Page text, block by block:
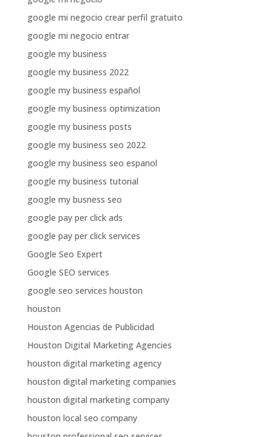
google mi negocio crear perfil gratuito
google mi negocio entrar
google my business
google my business 2022
google my business español
google my business optimization
google my business posts
google my business seo 2022
google my business seo espanol
google my business tutorial
google my busness seo
google pay per click ads
google pay per click services
Google Seo Expert
Google SEO services
google seo services houston
houston
Houston Agencias de Publicidad
Houston Digital Marketing Agencies
houston digital marketing agency
houston digital marketing companies
houston digital marketing company
houston local seo company